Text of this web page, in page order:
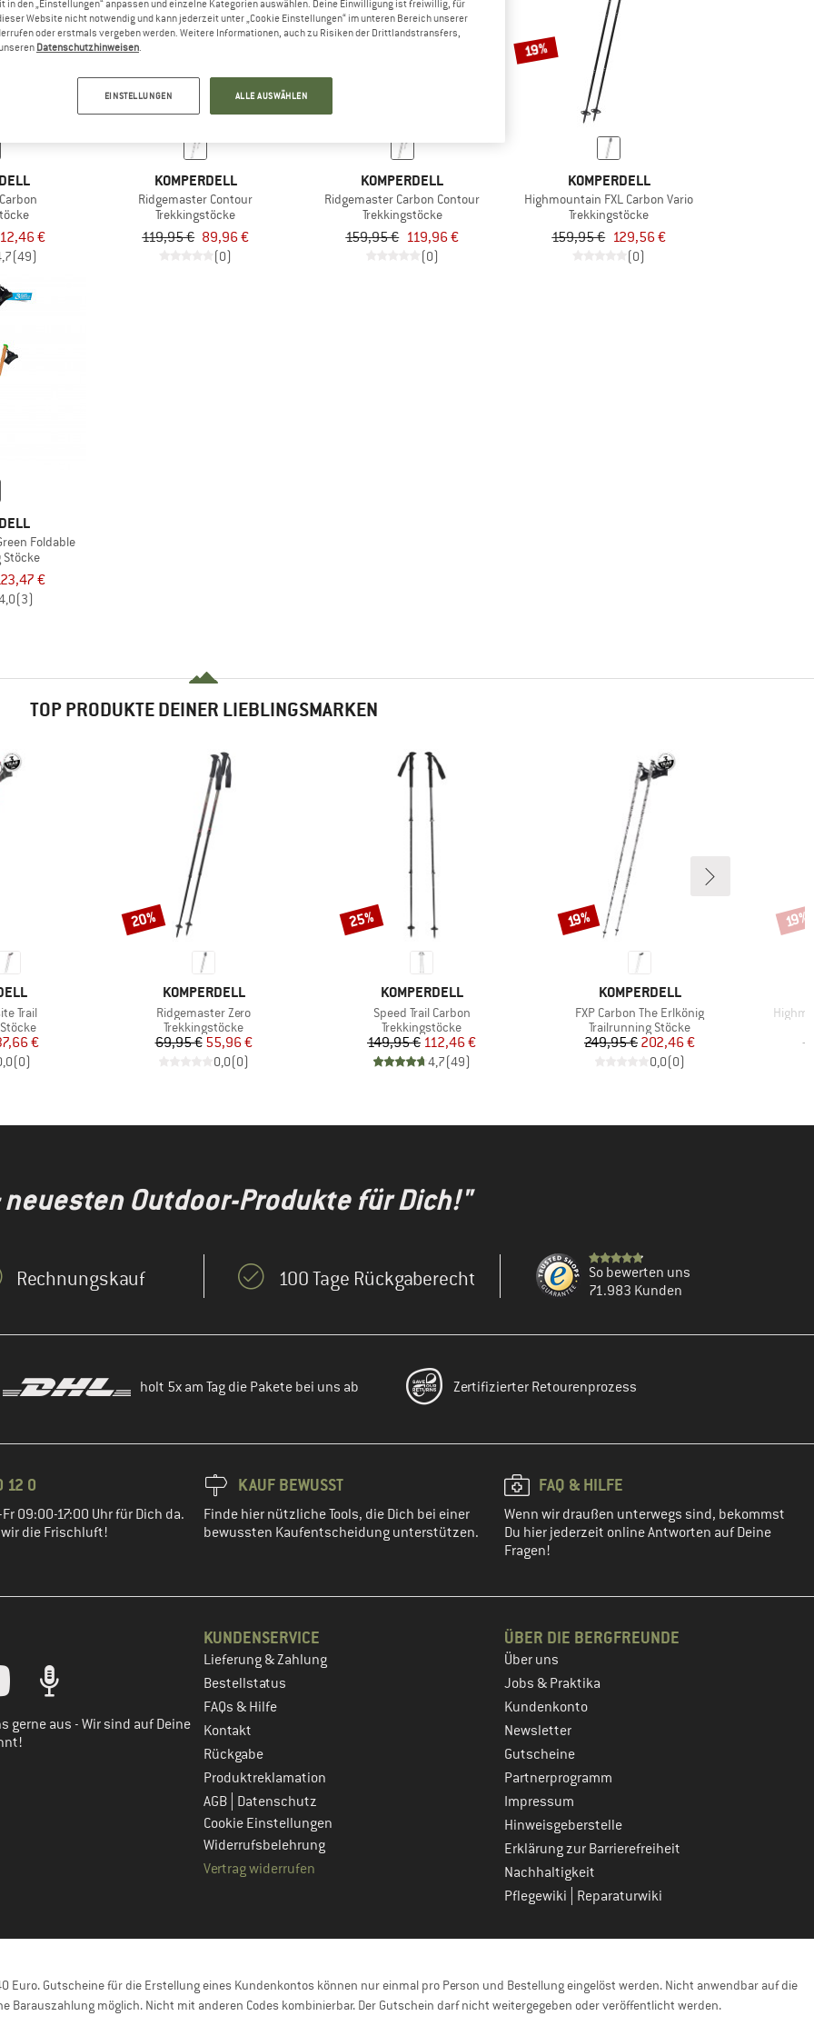
€
(49)
25%
KOMPERDELL
Ridgemaster Contour
Trekkingstöcke
119,95 € 89,96 €
(0)
KOMPERDELL
Ridgemaster Carbon Contour
Trekkingstöcke
159,95 € 119,96 €
(0)
19%
KOMPERDELL
Highmountain FXL Carbon Vario
Trekkingstöcke
159,95 € 129,56 €
(0)
Foldable
Stöcke
€
(3)
TOP PRODUKTE DEINER LIEBLINGSMARKEN
Trail
Preis
€
(0)
MARKE
KOMPERDELL
Artikel
Ridgemaster Zero
Produktgruppe
Trekkingstöcke
Preis
69,95 €reduzierter Preis
55,96 €
0,0(0)
Rabatt
20%
MARKE
KOMPERDELL
Artikel
Speed Trail Carbon
Produktgruppe
Trekkingstöcke
Preis
149,95 €reduzierter Preis
112,46 €
4,7(49)
Rabatt
25%
MARKE
KOMPERDELL
Artikel
FXP Carbon The Erlkönig
Produktgruppe
Trailrunning Stöcke
Preis
249,95 € reduzierter Preis
202,46 €
0,0(0)
Rabatt
19%
Artikel
19%
Outdoor-Produkte für Dich!"
Rechnungskauf 100 Tage Rückgaberecht
So bewerten uns
71.983 Kunden
holt 5x am Tag die Pakete bei uns ab Zertifizierter Retourenprozess
12 0
09:00-17:00 Uhr für Dich da.
die Frischluft!
KAUF BEWUSST
Finde hier nützliche Tools, die Dich bei einer
bewussten Kaufentscheidung unterstützen.
FAQ & HILFE
Wenn wir draußen unterwegs sind, bekommst
Du hier jederzeit online Antworten auf Deine
Fragen!
Kundenkonto
gerne aus - Wir sind auf Deine
KUNDENSERVICE
Lieferung & Zahlung
Bestellstatus
FAQs & Hilfe
Kontakt
Rückgabe
Produktreklamation
AGB Datenschutz
Cookie Einstellungen
Widerrufsbelehrung
Vertrag widerrufen
ÜBER DIE BERGFREUNDE
Über uns
Jobs & Praktika
Kundenkonto
Newsletter
Gutscheine
Partnerprogramm
Impressum
Hinweisgeberstelle
Erklärung zur Barrierefreiheit
Nachhaltigkeit
Pflegewiki
Reparaturwiki
Gutscheine für die Erstellung eines Kundenkontos können nur einmal pro Person und Bestellung eingelöst werden. Nicht anwendbar auf die
Barauszahlung möglich. Nicht mit anderen Codes kombinierbar. Der Gutschein darf nicht weitergegeben oder veröffentlicht werden.
in den „Einstellungen“ anpassen und einzelne Kategorien auswählen. Deine Einwilligung ist freiwillig, für
Website nicht notwendig und kann jederzeit unter „Cookie Einstellungen“ im unteren Bereich unserer
oder erstmals vergeben werden. Weitere Informationen, auch zu Risiken der Drittlandstransfers,
Datenschutzhinweisen
EINSTELLUNGEN ALLE AUSWÄHLEN